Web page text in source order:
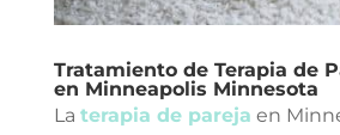
Tratamiento de Terapia de
en Minneapolis Minnesota
La terapia de pareja en